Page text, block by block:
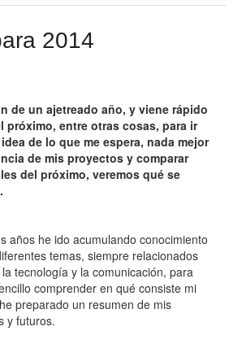
2014
de un ajetreado año, y viene rápido
próximo, entre otras cosas, para ir
de lo que me espera, nada mejor
de mis proyectos y comparar
del próximo, veremos qué se
años he ido acumulando conocimiento
temas, siempre relacionados
tecnología y la comunicación, para
comprender en qué consiste mi
preparado un resumen de mis
y futuros.